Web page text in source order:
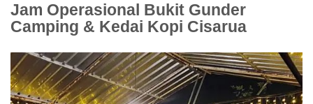
Jam Operasional Bukit Gunder
Camping & Kedai Kopi Cisarua